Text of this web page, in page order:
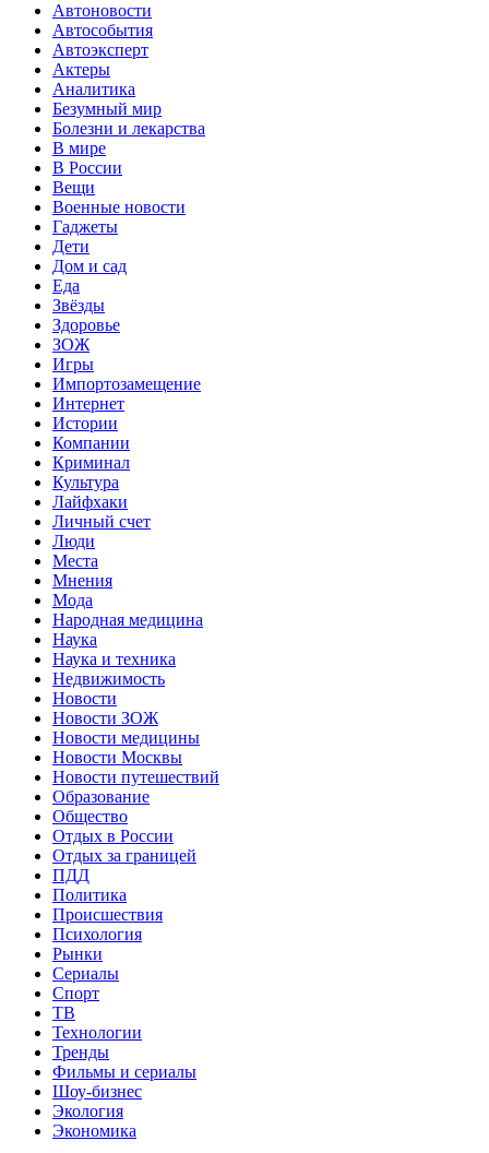
Автоновости
Автособытия
Автоэксперт
Актеры
Аналитика
Безумный мир
Болезни и лекарства
В мире
В России
Вещи
Военные новости
Гаджеты
Дети
Дом и сад
Еда
Звёзды
Здоровье
ЗОЖ
Игры
Импортозамещение
Интернет
Истории
Компании
Криминал
Культура
Лайфхаки
Личный счет
Люди
Места
Мнения
Мода
Народная медицина
Наука
Наука и техника
Недвижимость
Новости
Новости ЗОЖ
Новости медицины
Новости Москвы
Новости путешествий
Образование
Общество
Отдых в России
Отдых за границей
ПДД
Политика
Происшествия
Психология
Рынки
Сериалы
Спорт
ТВ
Технологии
Тренды
Фильмы и сериалы
Шоу-бизнес
Экология
Экономика